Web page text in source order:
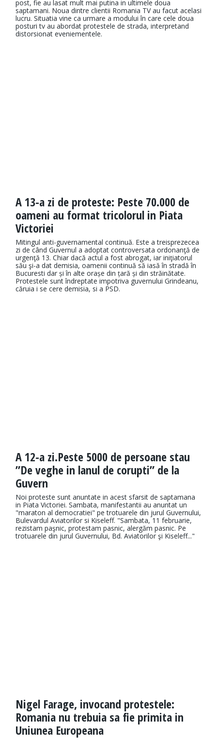
post, fie au lasat mult mai putina in ultimele doua
saptamani. Noua dintre clientii Romania TV au facut acelasi
lucru. Situatia vine ca urmare a modului în care cele doua
posturi tv au abordat protestele de strada, interpretand
distorsionat eveniementele.
A 13-a zi de proteste: Peste 70.000 de
oameni au format tricolorul in Piata
Victoriei
Mitingul anti-guvernamental continuă. Este a treisprezecea
zi de când Guvernul a adoptat controversata ordonanţă de
urgenţă 13. Chiar dacă actul a fost abrogat, iar iniţiatorul
său şi-a dat demisia, oamenii continuă să iasă în stradă în
Bucuresti dar și în alte orașe din țară și din străinătate.
Protestele sunt îndreptate impotriva guvernului Grindeanu,
căruia i se cere demisia, si a PSD.
A 12-a zi.Peste 5000 de persoane stau
”De veghe in lanul de corupti” de la
Guvern
Noi proteste sunt anuntate in acest sfarsit de saptamana
in Piata Victoriei. Sambata, manifestantii au anuntat un
"maraton al democratiei" pe trotuarele din jurul Guvernului,
Bulevardul Aviatorilor si Kiseleff. "Sambata, 11 februarie,
rezistam paşnic, protestam pasnic, alergăm pasnic. Pe
trotuarele din jurul Guvernului, Bd. Aviatorilor şi Kiseleff..."
Nigel Farage, invocand protestele:
Romania nu trebuia sa fie primita in
Uniunea Europeana